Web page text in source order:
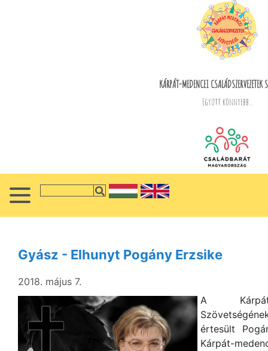
KÁRPÁT-MEDENCEI CSALÁDSZERVEZETEK
Együtt könnyebb...
Gyász - Elhunyt Pogány Erzsike
2018. május 7.
A Kárpát-
értesült
Kárpát-